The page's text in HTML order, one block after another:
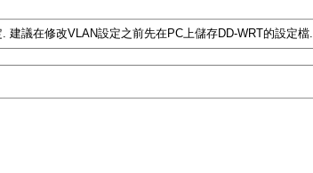
議在修改VLAN設定之前先在PC上儲存DD-WRT的設定檔.